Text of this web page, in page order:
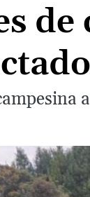
de